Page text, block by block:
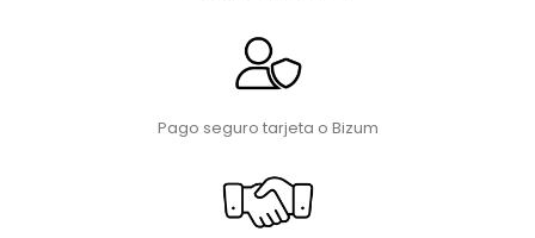
Pago seguro tarjeta o Bizum